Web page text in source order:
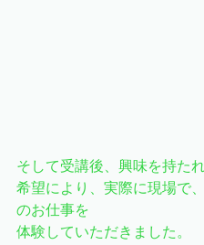
そして受講後、興味を持た
希望により、実際に現場で
のお仕事を
体験していただきました。